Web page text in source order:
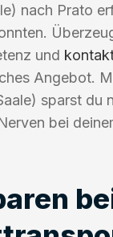
nach Prato
und
Angebot.
sparst du
bei